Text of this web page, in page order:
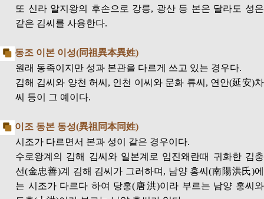
또 신라 알지왕의 후손으로 강릉, 광산 등 본은 달라도 성은
같은 김씨를 사용한다.
동조 이본 이성(同祖異本異姓)
원래 동족이지만 성과 본관을 다르게 쓰고 있는 경우다.
김해 김씨와 양천 허씨, 인천 이씨와 문화 류씨, 연안(延安)차
씨 등이 그 예이다.
이조 동본 동성(異祖同本同姓)
시조가 다르면서 본과 성이 같은 경우이다.
수로왕계의 김해 김씨와 일본계로 임진왜란때 귀화한 김충
선(金忠善)계 김해 김씨가 그러하며, 남양 홍씨(南陽洪氏)에
는 시조가 다르다 하여 당홍(唐洪)이라 부르는 남양 홍씨와